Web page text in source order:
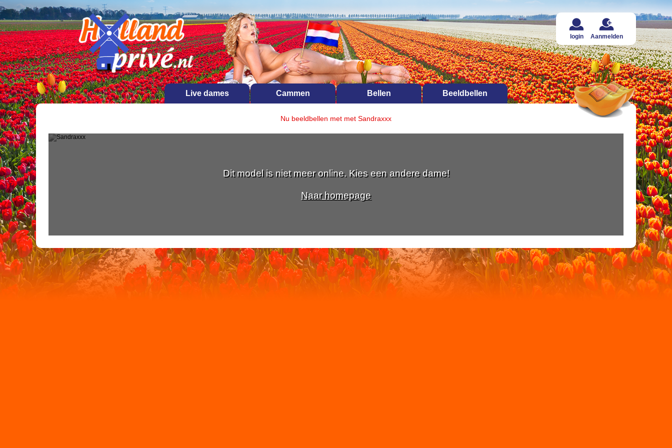
login Aanmelden
Live dames Cammen Bellen Beeldbellen
Nu beeldbellen met met Sandraxxx
Dit model is niet meer online. Kies een andere dame!
Naar homepage